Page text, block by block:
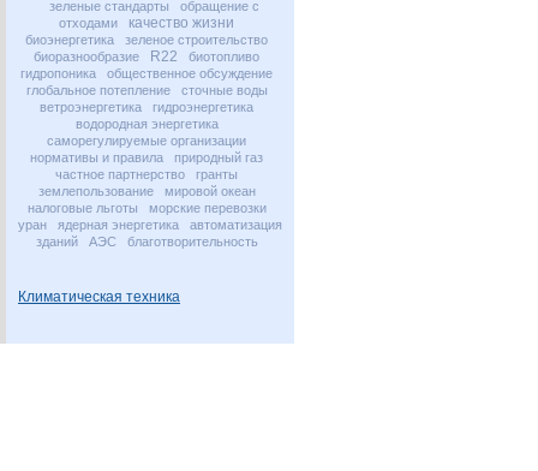
зеленые стандарты
обращение с
отходами
качество жизни
биоэнергетика
зеленое строительство
биоразнообразие
R22
биотопливо
гидропоника
общественное обсуждение
глобальное потепление
сточные воды
ветроэнергетика
гидроэнергетика
водородная энергетика
саморегулируемые организации
нормативы и правила
природный газ
частное партнерство
гранты
землепользование
мировой океан
налоговые льготы
морские перевозки
уран
ядерная энергетика
автоматизация
зданий
АЭС благотворительность
Климатическая техника